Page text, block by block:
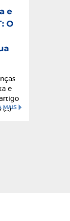
e
O
e
MAIS